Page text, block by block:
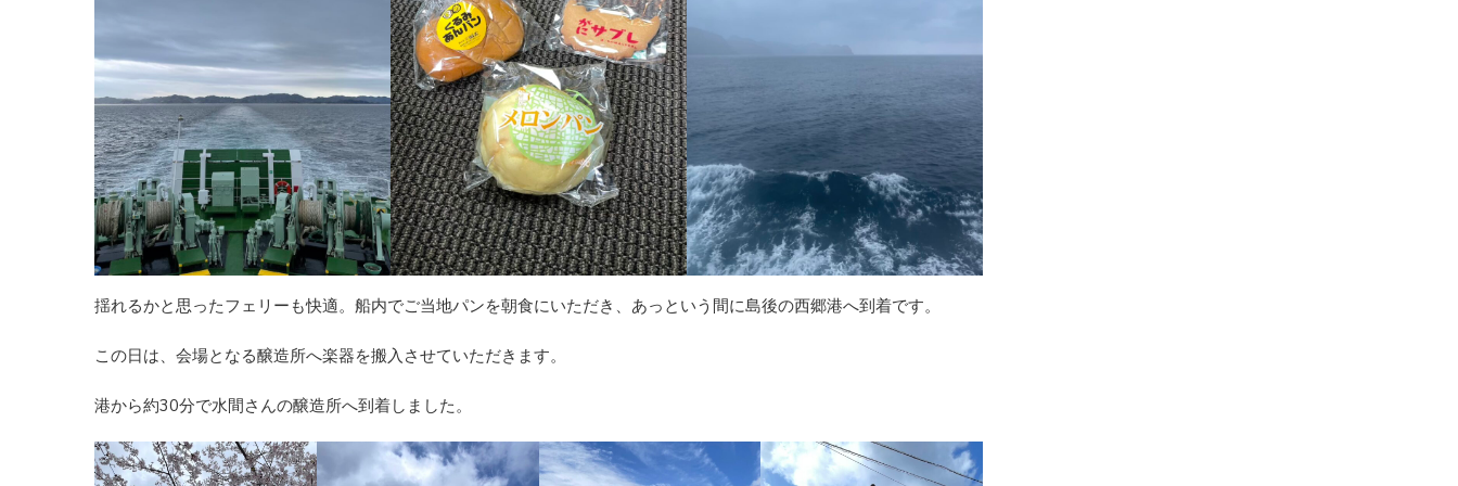
揺れるかと思ったフェリーも快適。船内でご当地パンを朝食にいただき、あっという間に島後の西郷港へ到着です。
この日は、会場となる醸造所へ楽器を搬入させていただきます。
港から約30分で水間さんの醸造所へ到着しました。